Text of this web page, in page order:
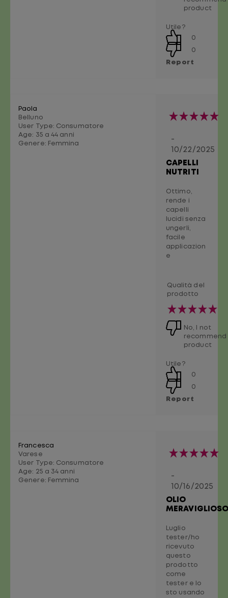
product
Utile?
0
0
Report
Paola
Belluno
User Type: Consumatore
Age: 35 a 44 anni
Genere: Femmina
-
10/22/2025
CAPELLI
NUTRITI
Ottimo,
rende i
capelli
lucidi senza
ungerli,
facile
applicazion
e
Qualità del
prodotto
No, I not
recommend
product
Utile?
0
0
Report
Francesca
Varese
User Type: Consumatore
Age: 25 a 34 anni
Genere: Femmina
-
10/16/2025
OLIO
Luglio
tester/ho
ricevuto
questo
prodotto
come
tester e lo
sto usando